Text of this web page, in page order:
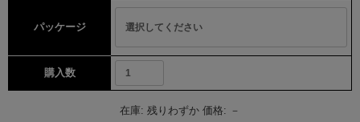
在庫: 残りわずか 価格: －
パッケージ
購入数